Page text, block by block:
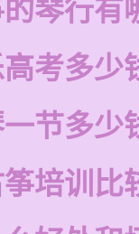
琴行有
考多少
节多少
培训比